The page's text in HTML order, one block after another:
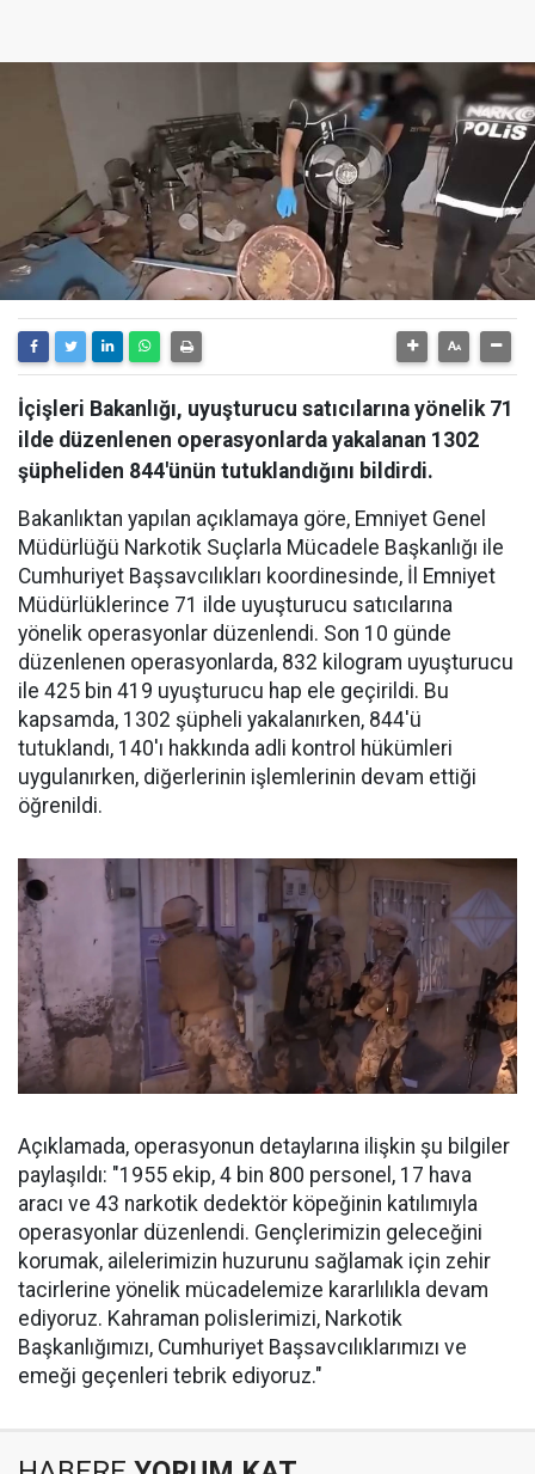
İçişleri Bakanlığı, uyuşturucu satıcılarına yönelik 71
ilde düzenlenen operasyonlarda yakalanan 1302
şüpheliden 844'ünün tutuklandığını bildirdi.
Bakanlıktan yapılan açıklamaya göre, Emniyet Genel
Müdürlüğü Narkotik Suçlarla Mücadele Başkanlığı ile
Cumhuriyet Başsavcılıkları koordinesinde, İl Emniyet
Müdürlüklerince 71 ilde uyuşturucu satıcılarına
yönelik operasyonlar düzenlendi. Son 10 günde
düzenlenen operasyonlarda, 832 kilogram uyuşturucu
ile 425 bin 419 uyuşturucu hap ele geçirildi. Bu
kapsamda, 1302 şüpheli yakalanırken, 844'ü
tutuklandı, 140'ı hakkında adli kontrol hükümleri
uygulanırken, diğerlerinin işlemlerinin devam ettiği
öğrenildi.
Açıklamada, operasyonun detaylarına ilişkin şu bilgiler
paylaşıldı: "1955 ekip, 4 bin 800 personel, 17 hava
aracı ve 43 narkotik dedektör köpeğinin katılımıyla
operasyonlar düzenlendi. Gençlerimizin geleceğini
korumak, ailelerimizin huzurunu sağlamak için zehir
tacirlerine yönelik mücadelemize kararlılıkla devam
ediyoruz. Kahraman polislerimizi, Narkotik
Başkanlığımızı, Cumhuriyet Başsavcılıklarımızı ve
emeği geçenleri tebrik ediyoruz."